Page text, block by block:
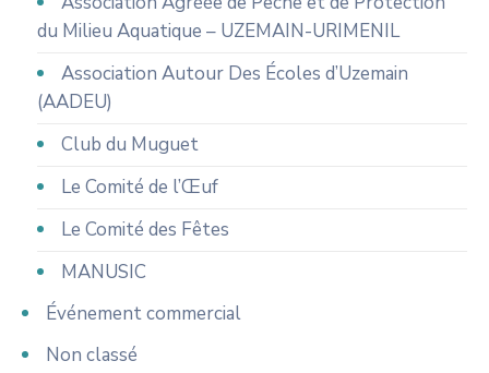
du Milieu Aquatique – UZEMAIN-URIMENIL
Association Autour Des Écoles d’Uzemain
(AADEU)
Club du Muguet
Le Comité de l’Œuf
Le Comité des Fêtes
MANUSIC
Événement commercial
Non classé